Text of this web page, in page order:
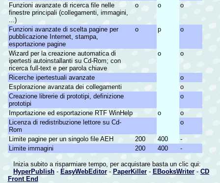
Funzioni avanzate di ricerca file nelle
finestre principali (collegamenti, immagini,
...)
o o o
Funzioni avanzate di scelta pagine per
pubblicazione Internet, stampa,
esportazione pagine
o p o
Wizard per la creazione automatica di
ipertesti autoinstallanti su Cd-Rom; con
ricerca full-text e per parola chiave
o o
Ricerche ipertestuali avanzate
o
Esplorazione avanzata dei collegamenti
o
Creazione librerie di prototipi, definizione
prototipi
o
Importazione ed esportazione RTF WinHelp o
o
Licenza di redistribuzione lettore su Cd-
Rom
o
Limite pagine per un singolo file AEH 200 400
-
Limite immagini
200 400 -
Inizia subito a risparmiare tempo, per acquistare basta un clic qui:
HyperPublish- EasyWebEditor- PaperKiller- EBooksWriter-CD
Front End